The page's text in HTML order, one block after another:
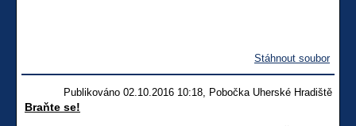
Stáhnout soubor
Publikováno 02.10.2016 10:18, Pobočka Uherské Hradiště
Braňte se!